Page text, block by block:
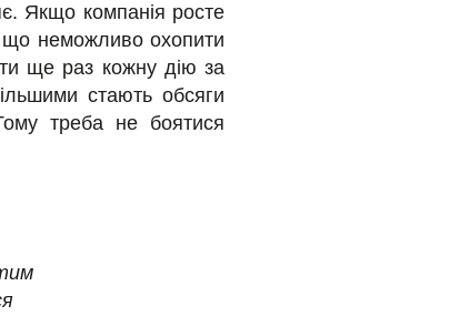
Якщо компанія росте
що неможливо охопити
ще раз кожну дію за
стають обсяги
треба не боятися